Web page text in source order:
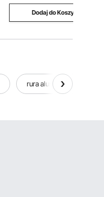
wielofunkcyjny, można myć w
zmywarceDodaj do Koszyka
rura aluminiowa 50